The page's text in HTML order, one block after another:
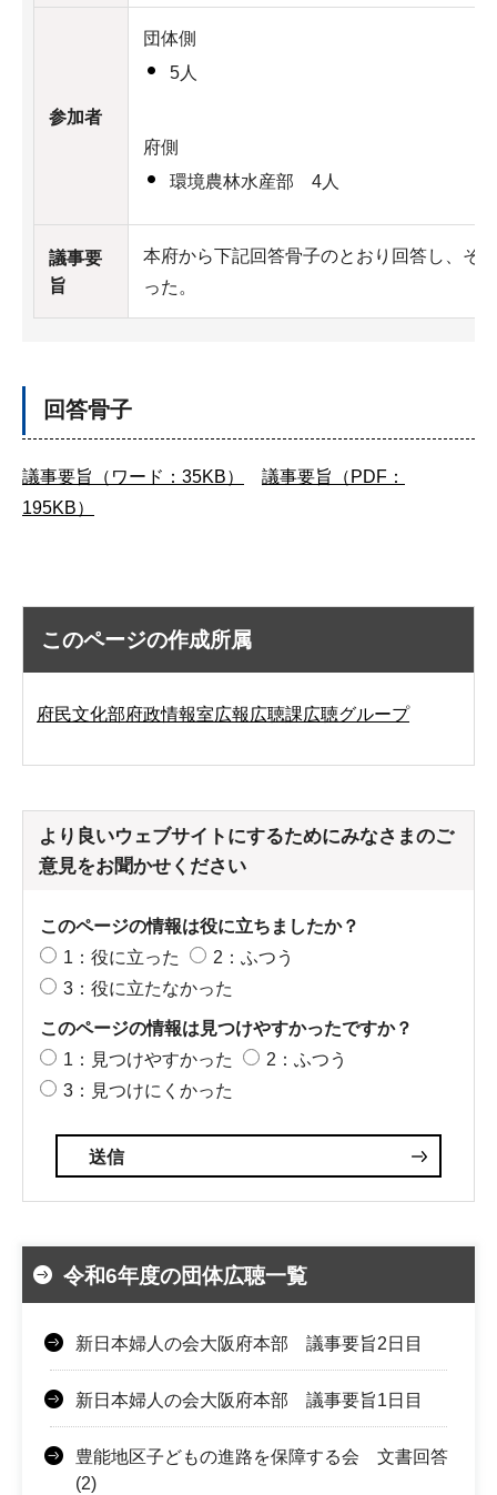
参加者
団体側
5人
府側
環境農林水産部 4人
議事要
旨
本府から下記回答骨子のとおり回答し、そ
った。
回答骨子
議事要旨（ワード：35KB）
議事要旨（PDF：
195KB）
このページの作成所属
府民文化部府政情報室広報広聴課広聴グループ
より良いウェブサイトにするためにみなさまのご
意見をお聞かせください
このページの情報は役に立ちましたか？
1：役に立った
2：ふつう
3：役に立たなかった
このページの情報は見つけやすかったですか？
1：見つけやすかった
2：ふつう
3：見つけにくかった
令和6年度の団体広聴一覧
新日本婦人の会大阪府本部 議事要旨2日目
新日本婦人の会大阪府本部 議事要旨1日目
豊能地区子どもの進路を保障する会 文書回答
(2)